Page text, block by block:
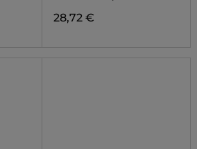
28,72 €